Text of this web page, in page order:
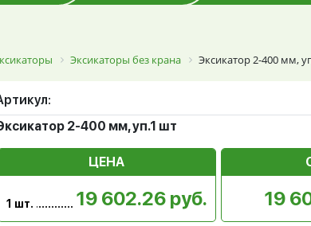
Эксикаторы без крана Эксикатор 2-400 мм,
2-400 мм, уп.1 шт
ЦЕНА
1 шт. 19 602.26 руб. 19